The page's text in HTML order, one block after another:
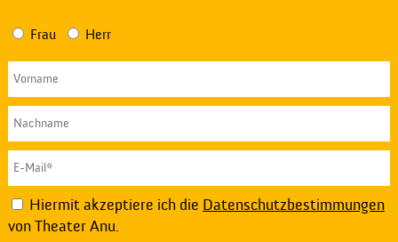
Frau Herr
Hiermit akzeptiere ich die Datenschutzbestimmungen
von Theater Anu.